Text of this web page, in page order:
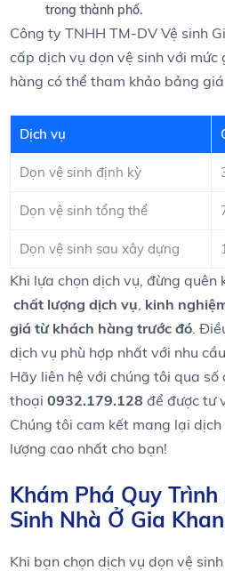
trong thành ⁤phố.
Công ty TNHH TM-DV Vệ sinh
cấp dịch vụ dọn vệ sinh với mức‌
hàng có thể ​tham‌ khảo bảng
Dịch vụ
Dọn vệ⁣ sinh định ‍kỳ
Dọn vệ sinh​ tổng thể
Dọn vệ sinh sau⁣ xây dựng
Khi lựa chọn dịch vụ, đừng quên
chất lượng dịch vụ kinh
giá⁣ từ khách ⁢hàng​ trước đó .⁣
dịch vụ phù hợp‍ nhất ⁢với nhu
Hãy liên hệ với chúng tôi​ qua số‍
thoại0932.179.128 để được ⁣tư
‌Chúng ‍tôi cam kết mang⁣ lại
lượng‍ cao‌ nhất cho bạn!
Khám Phá Quy Trình
Sinh Nhà Ở Gia
Khi bạn chọn dịch ⁣vụ dọn ‍vệ